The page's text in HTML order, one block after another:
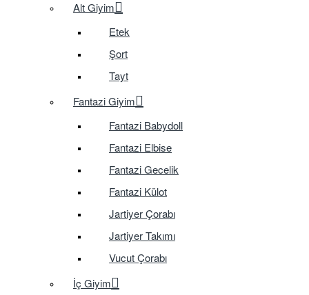
Alt Giyim
Etek
Şort
Tayt
Fantazi Giyim
Fantazi Babydoll
Fantazi Elbise
Fantazi Gecelik
Fantazi Külot
Jartiyer Çorabı
Jartiyer Takımı
Vucut Çorabı
İç Giyim